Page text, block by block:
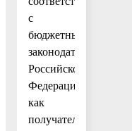
с
бюджетным
законодательством
Российской
Федерации
как
получателя